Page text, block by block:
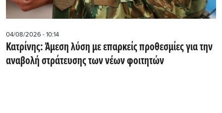
04/08/2026 - 10:14
Κατρίνης: Άμεση λύση με επαρκείς προθεσμίες για την
αναβολή στράτευσης των νέων φοιτητών